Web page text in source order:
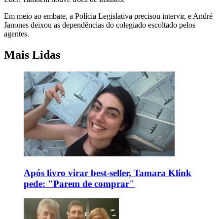
Em meio ao embate, a Polícia Legislativa precisou intervir, e André
Janones deixou as dependências do colegiado escoltado pelos
agentes.
Mais Lidas
Após livro virar best-seller, Tamara Klink
pede: "Parem de comprar"